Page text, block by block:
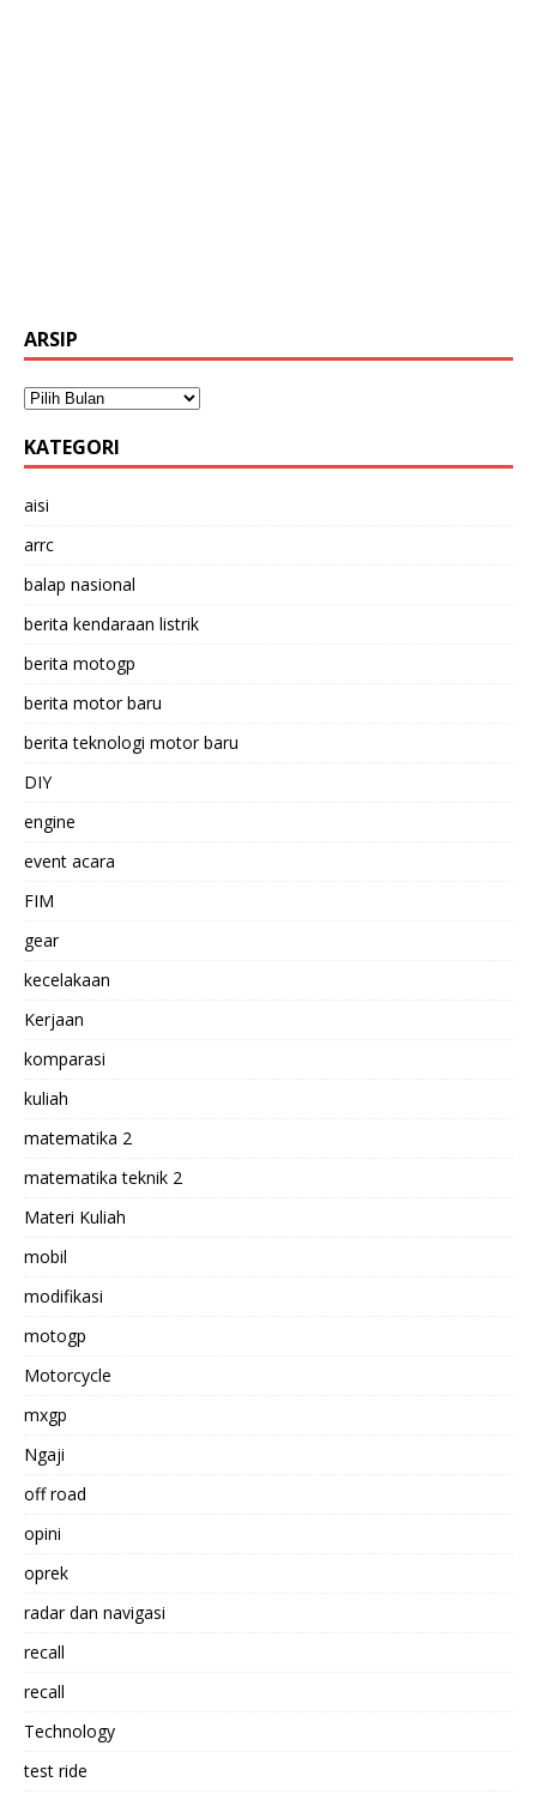
ARSIP
KATEGORI
aisi
arrc
balap nasional
berita kendaraan listrik
berita motogp
berita motor baru
berita teknologi motor baru
DIY
engine
event acara
FIM
gear
kecelakaan
Kerjaan
komparasi
kuliah
matematika 2
matematika teknik 2
Materi Kuliah
mobil
modifikasi
motogp
Motorcycle
mxgp
Ngaji
off road
opini
oprek
radar dan navigasi
recall
recall
Technology
test ride